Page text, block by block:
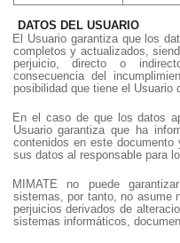
DATOS DEL USUARIO
El Usuario garantiza que los
completos y actualizados,
perjuicio, directo o
consecuencia del
posibilidad que tiene el Usuario
En el caso de que los datos
Usuario garantiza que ha
contenidos en este
sus datos al responsable para
MIMATE no puede
sistemas, por tanto, no asume
perjuicios derivados de
sistemas informáticos,